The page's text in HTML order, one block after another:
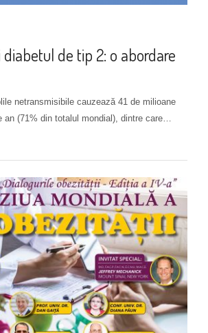
de tip 2: o abordare
netransmisibile cauzează 41 de milioane
an (71% din totalul mondial), dintre care…